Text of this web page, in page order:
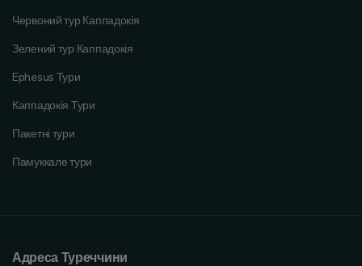
Червоний тур Каппадокія
Зелений тур Каппадокія
Ephesus Тури
Каппадокія Тури
Пакетні тури
Памуккале тури
Адреса Туреччини